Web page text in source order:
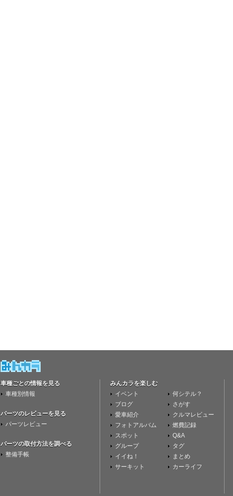
車種ごとの情報を見る
車種別情報
パーツのレビューを見る
パーツレビュー
パーツの取付方法を調べる
整備手帳
みんカラを楽しむ
イベント
ブログ
愛車紹介
フォトアルバム
スポット
グループ
イイね！
サーキット
何シテル？
さがす
クルマレビュー
燃費記録
Q&A
タグ
まとめ
カーライフ